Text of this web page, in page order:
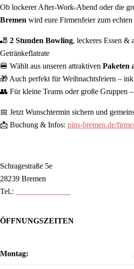
Ob lockerer After-Work-Abend oder die
Bremen wird eure Firmenfeier zum
🎳 2 Stunden Bowling, leckeres Essen &
Getränkeflatrate
🍔 Wählt aus unseren attraktiven Paketen
🎁 Auch perfekt für Weihnachtsfeiern –
👥 Für kleine Teams oder große Gruppen
📅 Jetzt Wunschtermin sichern und
📩 Buchung & Infos: pins-bremen.de/
Schragestraße 5e
28239 Bremen
Tel.:
ÖFFNUNGSZEITEN
Montag: